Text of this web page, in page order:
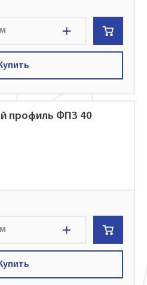
Купить
профиль ФПЗ 40
Купить